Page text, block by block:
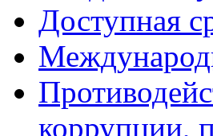
Доступная
коррупции,